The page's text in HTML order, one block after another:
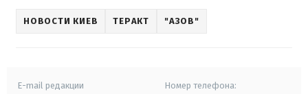
НОВОСТИ КИЕВ ТЕРАКТ "АЗОВ"
E-mail редакции Номер телефона: